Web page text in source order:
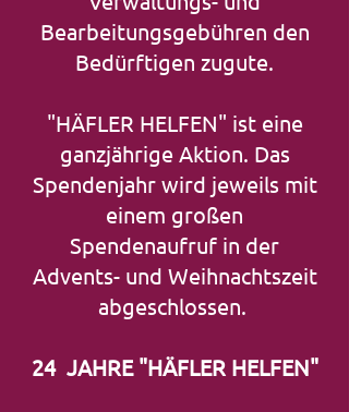
Bearbeitungsgebühren den
Bedürftigen zugute.
"HÄFLER HELFEN" ist eine
ganzjährige Aktion. Das
Spendenjahr wird jeweils mit
einem großen
Spendenaufruf in der
Advents- und Weihnachtszeit
abgeschlossen.
24 JAHRE "HÄFLER HELFEN"